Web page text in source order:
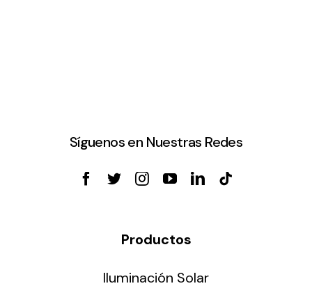
Síguenos en Nuestras Redes
Productos
Iluminación Solar